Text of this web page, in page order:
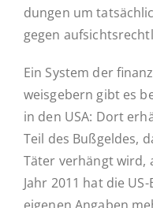
dun­gen um
gegen
Ein System der
weis­ge­bern gibt es
in den USA: Dort
Teil des Buß­gel­des,
Täter ver­hängt wird,
Jahr 2011 hat die